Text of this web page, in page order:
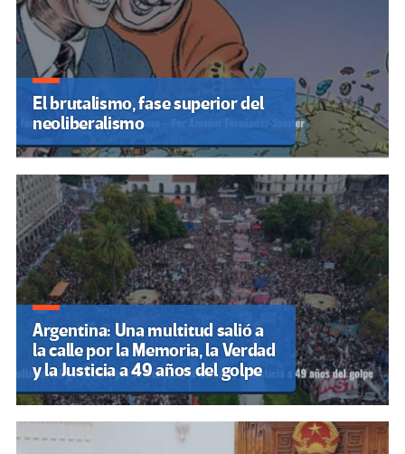
El brutalismo, fase superior del
neoliberalismo
Argentina: Una multitud salió a
la calle por la Memoria, la Verdad
y la Justicia a 49 años del golpe